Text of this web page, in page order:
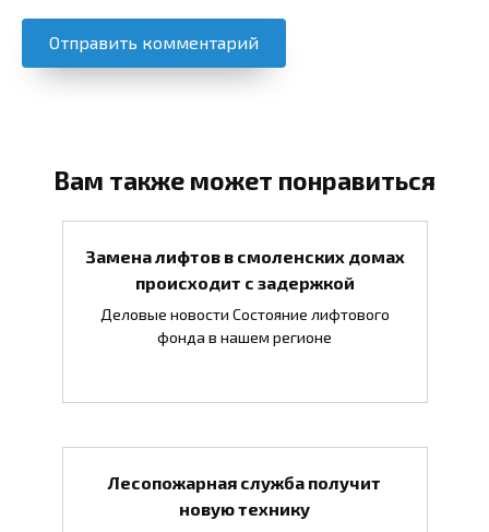
Вам также может понравиться
Замена лифтов в смоленских домах
происходит с задержкой
Деловые новости Состояние лифтового
фонда в нашем регионе
Лесопожарная служба получит
новую технику